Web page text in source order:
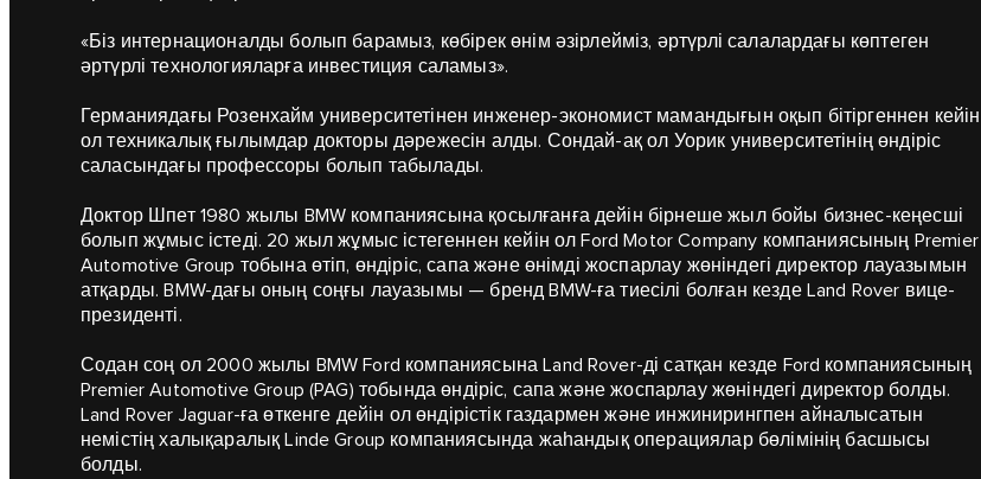
«Біз интернационалды болып барамыз, көбірек өнім әзірлейміз, әртүрлі салалардағы көптеген
әртүрлі технологияларға инвестиция саламыз».
Германиядағы Розенхайм университетінен инженер-экономист мамандығын оқып бітіргеннен кейін
ол техникалық ғылымдар докторы дәрежесін алды. Сондай-ақ ол Уорик университетінің өндіріс
саласындағы профессоры болып табылады.
Доктор Шпет 1980 жылы BMW компаниясына қосылғанға дейін бірнеше жыл бойы бизнес-кеңесші
болып жұмыс істеді. 20 жыл жұмыс істегеннен кейін ол Ford Motor Company компаниясының Premier
Automotive Group тобына өтіп, өндіріс, сапа және өнімді жоспарлау жөніндегі директор лауазымын
атқарды. BMW-дағы оның соңғы лауазымы — бренд BMW-ға тиесілі болған кезде Land Rover вице-
президенті.
Содан соң ол 2000 жылы BMW Ford компаниясына Land Rover-ді сатқан кезде Ford компаниясының
Premier Automotive Group (PAG) тобында өндіріс, сапа және жоспарлау жөніндегі директор болды.
Land Rover Jaguar-ға өткенге дейін ол өндірістік газдармен және инжинирингпен айналысатын
немістің халықаралық Linde Group компаниясында жаһандық операциялар бөлімінің басшысы
болды.